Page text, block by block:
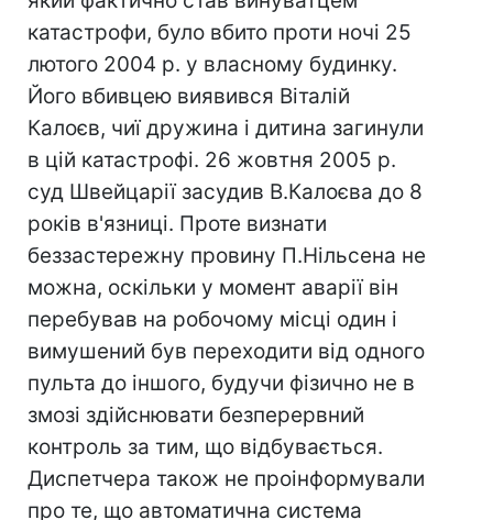
катастрофи, було вбито проти ночі 25
лютого 2004 р. у власному будинку.
Його вбивцею виявився Віталій
Калоєв, чиї дружина і дитина загинули
в цій катастрофі. 26 жовтня 2005 р.
суд Швейцарії засудив В.Калоєва до 8
років в'язниці. Проте визнати
беззастережну провину П.Нільсена не
можна, оскільки у момент аварії він
перебував на робочому місці один і
вимушений був переходити від одного
пульта до іншого, будучи фізично не в
змозі здійснювати безперервний
контроль за тим, що відбувається.
Диспетчера також не проінформували
про те, що автоматична система